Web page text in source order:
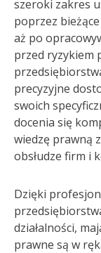
szeroki zakres
poprzez
aż po
przed ryzykiem
precyzyjne
swoich
docenia się
wiedzę prawną
obsłudze firm i
Dzięki
działalności,
prawne są w